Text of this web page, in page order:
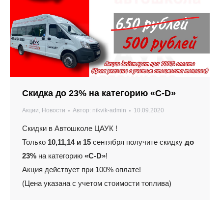
Скидка до 23% на категорию «С-D»
Акции, Новости Автор: nikvik-admin 10.09.2020
Скидки в Автошколе ЦАУК !
Только 10,11,14 и 15 сентября получите скидку до
23% на категорию «С-D»!
Акция действует при 100% оплате!
(Цена указана с учетом стоимости топлива)